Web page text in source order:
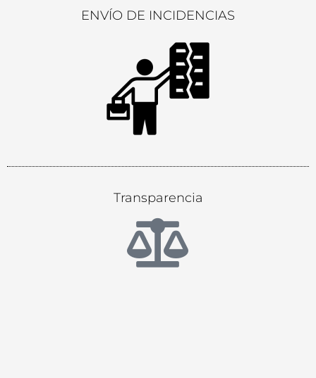
ENVÍO DE INCIDENCIAS
Transparencia